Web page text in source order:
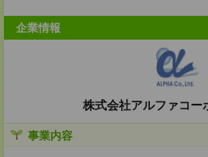
企業情報
株式会社アルファコー
事業内容